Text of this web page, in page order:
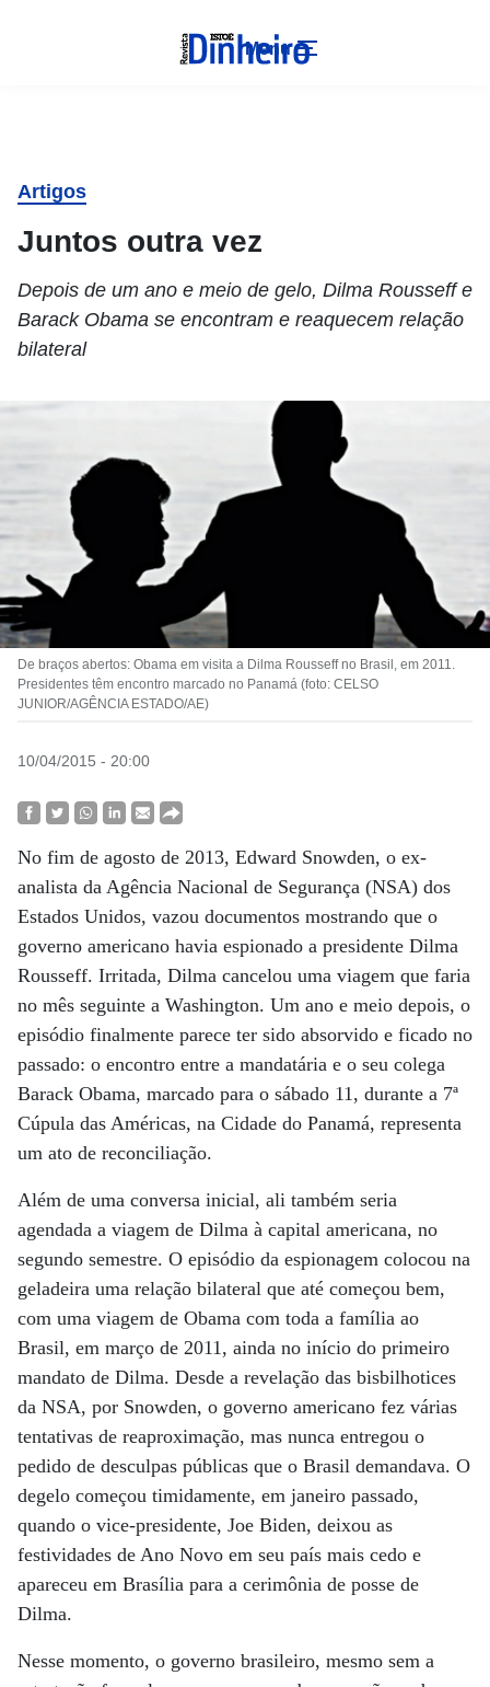
Menu
Artigos
Juntos outra vez
Depois de um ano e meio de gelo, Dilma Rousseff e
Barack Obama se encontram e reaquecem relação
bilateral
De braços abertos: Obama em visita a Dilma Rousseff no Brasil, em 2011.
Presidentes têm encontro marcado no Panamá (foto: CELSO
JUNIOR/AGÊNCIA ESTADO/AE)
10/04/2015 - 20:00
No fim de agosto de 2013, Edward Snowden, o ex-
analista da Agência Nacional de Segurança (NSA) dos
Estados Unidos, vazou documentos mostrando que o
governo americano havia espionado a presidente Dilma
Rousseff. Irritada, Dilma cancelou uma viagem que faria
no mês seguinte a Washington. Um ano e meio depois, o
episódio finalmente parece ter sido absorvido e ficado no
passado: o encontro entre a mandatária e o seu colega
Barack Obama, marcado para o sábado 11, durante a 7ª
Cúpula das Améri­cas, na Cidade do Panamá, representa
um ato de reconciliação.
Além de uma conversa inicial, ali também seria
agendada a viagem de Dilma à capital americana, no
segundo semestre. O episódio da espionagem colocou na
geladeira uma relação bilateral que até começou bem,
com uma viagem de Obama com toda a família ao
Brasil, em março de 2011, ainda no início do primeiro
mandato de Dilma. Desde a revelação das bisbilhotices
da NSA, por Snowden, o governo americano fez várias
tentativas de reaproximação, mas nunca entregou o
pedido de desculpas públicas que o Brasil demandava. O
degelo começou timidamente, em janeiro passado,
quando o vice-presidente, Joe Biden, deixou as
festividades de Ano Novo em seu país mais cedo e
apareceu em Brasília para a cerimônia de posse de
Dilma.
Nesse momento, o governo brasileiro, mesmo sem a